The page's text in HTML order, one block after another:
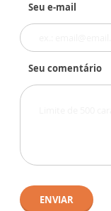
Seu e-mail
Seu comentário
ENVIAR